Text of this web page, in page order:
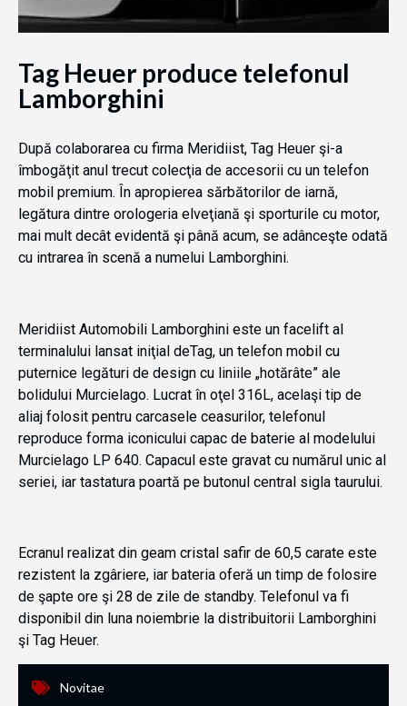
Tag Heuer produce telefonul
Lamborghini
După colaborarea cu firma Meridiist, Tag Heuer şi-a
îmbogăţit anul trecut colecţia de accesorii cu un telefon
mobil premium. În apropierea sărbătorilor de iarnă,
legătura dintre orologeria elveţiană şi sporturile cu motor,
mai mult decât evidentă şi până acum, se adânceşte odată
cu intrarea în scenă a numelui Lamborghini.
Meridiist Automobili Lamborghini este un facelift al
terminalului lansat iniţial deTag, un telefon mobil cu
puternice legături de design cu liniile „hotărâte” ale
bolidului Murcielago. Lucrat în oţel 316L, acelaşi tip de
aliaj folosit pentru carcasele ceasurilor, telefonul
reproduce forma iconicului capac de baterie al modelului
Murcielago LP 640. Capacul este gravat cu numărul unic al
seriei, iar tastatura poartă pe butonul central sigla taurului.
Ecranul realizat din geam cristal safir de 60,5 carate este
rezistent la zgâriere, iar bateria oferă un timp de folosire
de şapte ore şi 28 de zile de standby. Telefonul va fi
disponibil din luna noiembrie la distribuitorii Lamborghini
şi Tag Heuer.
Novitae